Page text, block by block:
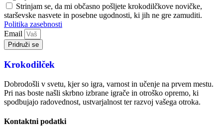
Strinjam se, da mi občasno pošljete krokodilčkove novičke,
starševske nasvete in posebne ugodnosti, ki jih ne gre zamuditi.
Politika zasebnosti
Email
Pridruži se
Krokodilček
Dobrodošli v svetu, kjer so igra, varnost in učenje na prvem mestu.
Pri nas boste našli skrbno izbrane igrače in otroško opremo, ki
spodbujajo radovednost, ustvarjalnost ter razvoj vašega otroka.
Kontaktni podatki